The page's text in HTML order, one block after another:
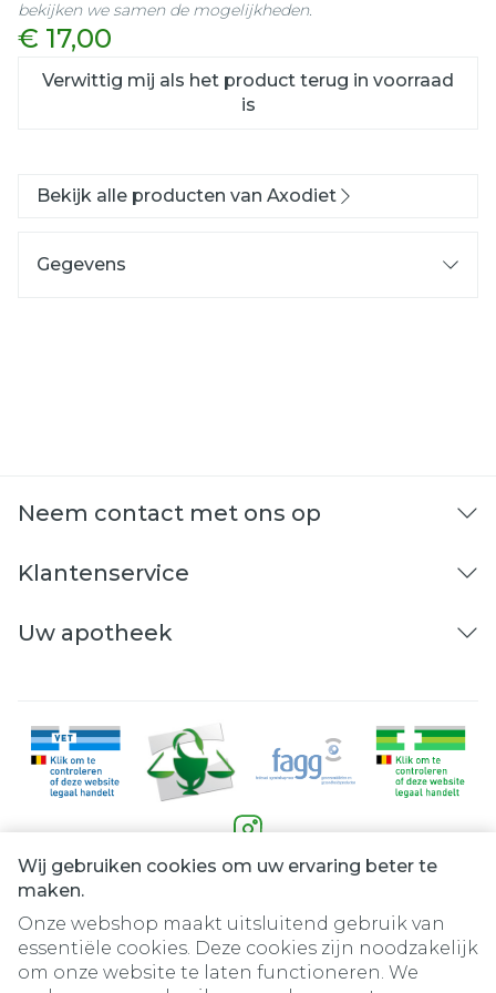
Wij gebruiken cookies om uw ervaring beter te
maken.
Onze webshop maakt uitsluitend gebruik van
essentiële cookies. Deze cookies zijn noodzakelijk
om onze website te laten functioneren. We
€ 17,00
Verwittig mij als het product terug in voorraad
is
bekijken we samen de mogelijkheden.
Bekijk alle producten van Axodiet
Gegevens
Behoud
25°C)
Neem contact met ons op
Klantenservice
Uw apotheek
Juridische links